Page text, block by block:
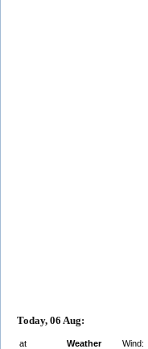
Today, 06 Aug:
at Weather Wind: